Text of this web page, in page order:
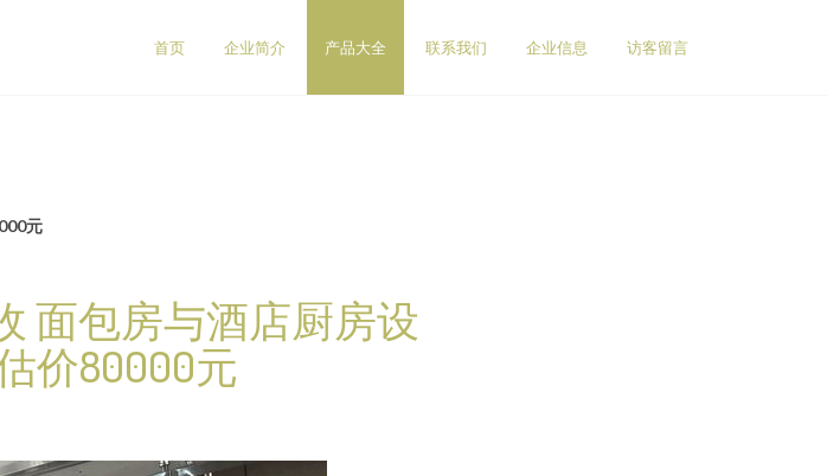
首页 企业简介 产品大全 联系我们 企业信息 访客留言
元
面包房与酒店厨房设
价80000元